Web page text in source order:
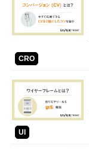
CRO
UI